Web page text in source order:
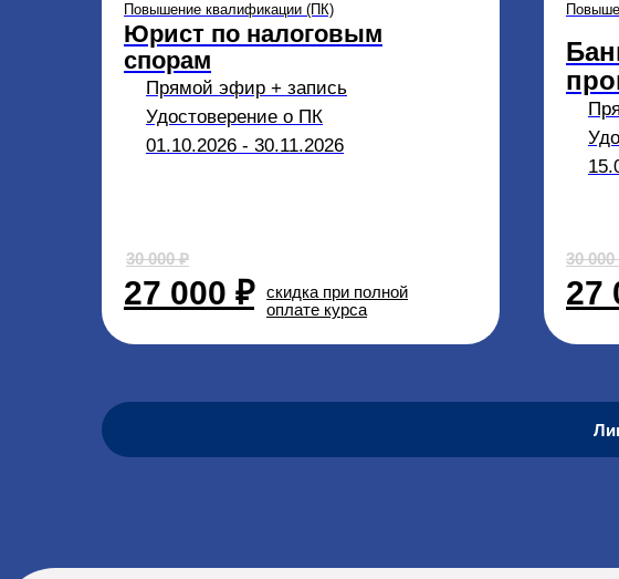
27
30 000
27 000 ₽
Повышение квалификации (ПК)
Юрист по налоговым
спорам
Прямой эфир + запись
Удостоверение о ПК
01.10.2026 - 30.11.2026
30 000 ₽
скидка при полной
оплате курса